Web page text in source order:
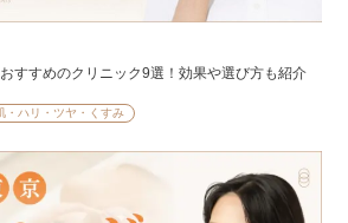
すすめのクリニック9選！効果や選び方も紹介
・ハリ・ツヤ・くすみ